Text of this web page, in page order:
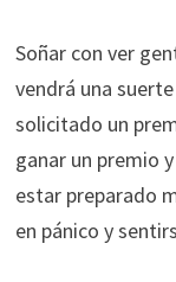
Soñar con ver
vendrá una
solicitado un
ganar un premio
estar preparado
en pánico y